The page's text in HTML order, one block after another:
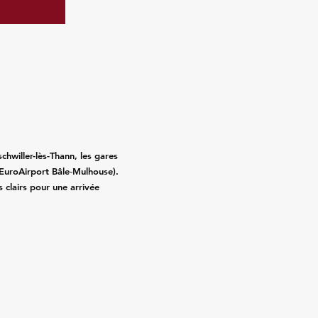
lès-Thann, les gares
Bâle‑Mulhouse).
clairs pour une arrivée